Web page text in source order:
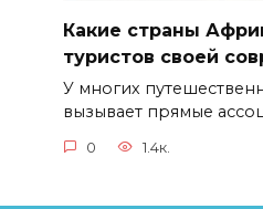
Какие страны
туристов своей
У многих
вызывает прямые
0 1.4к.